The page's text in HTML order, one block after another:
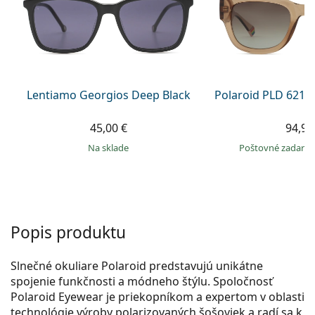
Všetky značky
Persol
Všetky značky
Všetky roztoky
je
Lentiamo Georgios Deep Black
45,00 €
na sklade
Polaroid PLD
Poštovné
Popis produktu
Slnečné okuliare Polaroid predstavujú unikátne
spojenie funkčnosti a módneho štýlu. Spoločnosť
Polaroid Eyewear je priekopníkom a expertom v oblasti